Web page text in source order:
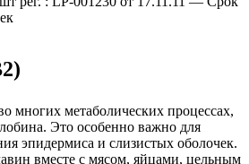
многих метаболических процессах,
Это особенно важно для
эпидермиса и слизистых оболочек.
вместе с мясом, яйцами, цельным